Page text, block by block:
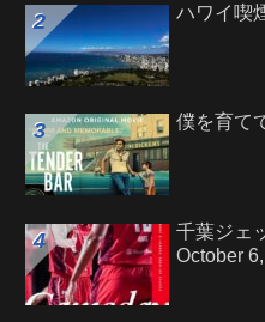
ハワイ喫
僕を育て
千葉ジェ
October